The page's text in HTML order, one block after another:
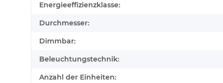
Energieeffizienzklasse:
Durchmesser:
Dimmbar:
Beleuchtungstechnik:
Anzahl der Einheiten: